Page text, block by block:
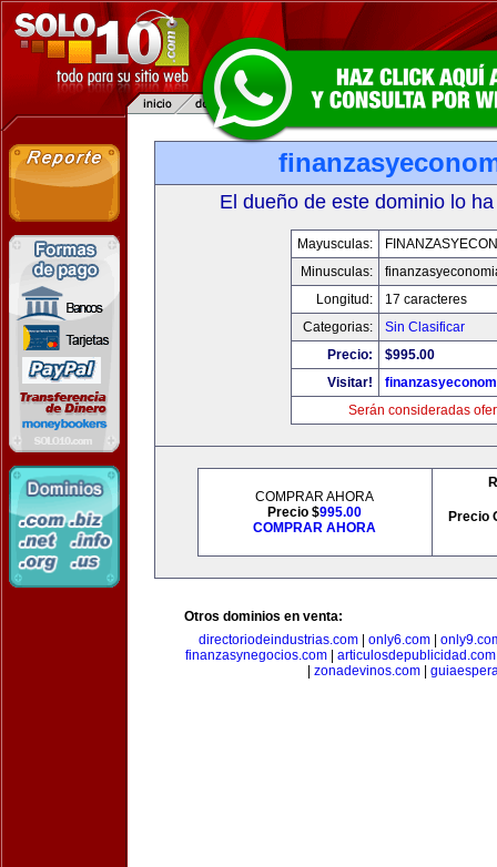
El dueño de este dominio lo
Mayusculas:
Minusculas:
Longitud:
17 caracteres
Categorias:
Sin Clasificar
Precio:
$995.00
Visitar!
Serán consideradas
COMPRAR AHORA
Precio $995.00
COMPRAR AHORA
Precio
Otros dominios en venta:
directoriodeindustrias.com| only6.com|
finanzasynegocios.com| articulosdepublicidad.com
zonadevinos.com|